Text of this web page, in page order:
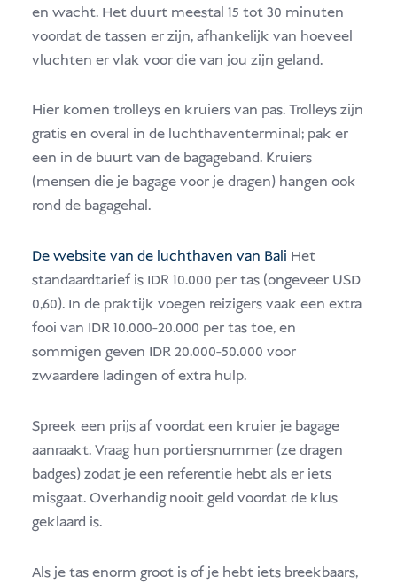
en wacht. Het duurt meestal 15 tot 30 minuten
voordat de tassen er zijn, afhankelijk van hoeveel
vluchten er vlak voor die van jou zijn geland.
Hier komen trolleys en kruiers van pas. Trolleys zijn
gratis en overal in de luchthaventerminal; pak er
een in de buurt van de bagageband. Kruiers
(mensen die je bagage voor je dragen) hangen ook
rond de bagagehal.
De website van de luchthaven van Bali Het
standaardtarief is IDR 10.000 per tas (ongeveer USD
0,60). In de praktijk voegen reizigers vaak een extra
fooi van IDR 10.000-20.000 per tas toe, en
sommigen geven IDR 20.000-50.000 voor
zwaardere ladingen of extra hulp.
Spreek een prijs af voordat een kruier je bagage
aanraakt. Vraag hun portiersnummer (ze dragen
badges) zodat je een referentie hebt als er iets
misgaat. Overhandig nooit geld voordat de klus
geklaard is.
Als je tas enorm groot is of je hebt iets breekbaars,